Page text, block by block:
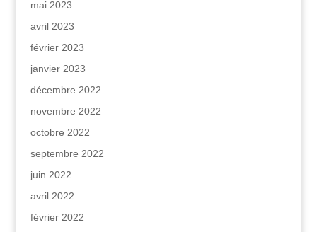
mai 2023
avril 2023
février 2023
janvier 2023
décembre 2022
novembre 2022
octobre 2022
septembre 2022
juin 2022
avril 2022
février 2022